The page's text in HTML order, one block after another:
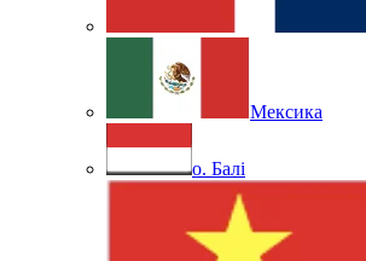
Мексика
о. Балі